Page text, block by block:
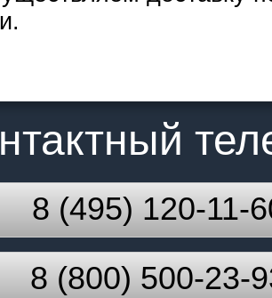
8 (495) 120-11-
8 (800) 500-23-